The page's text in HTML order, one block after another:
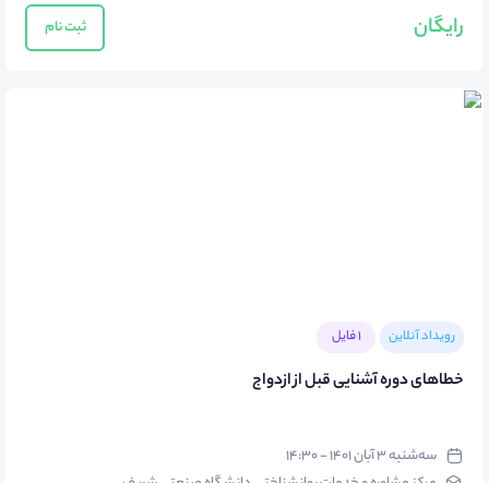
رایگان ثبت نام
رویداد آنلاین 1 فایل
خطاهای دوره آشنایی قبل از ازدواج
سه‌شنبه ۳ آبان ۱۴۰۱ - ۱۴:۳۰